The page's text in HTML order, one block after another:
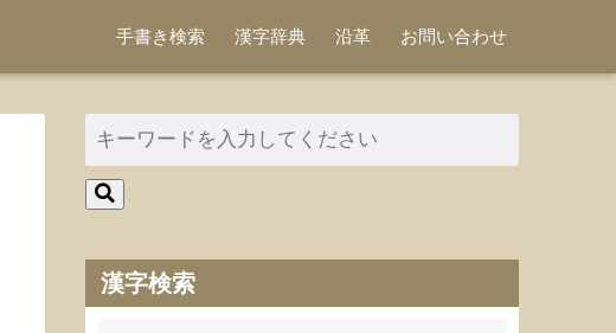
手書き検索 漢字辞典 沿革 お問い合わせ
漢字検索